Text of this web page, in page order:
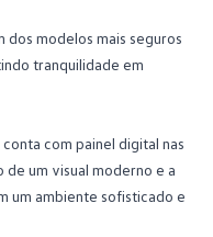
dos modelos mais seguros
tranquilidade em
com painel digital nas
de um visual moderno e a
um ambiente sofisticado e